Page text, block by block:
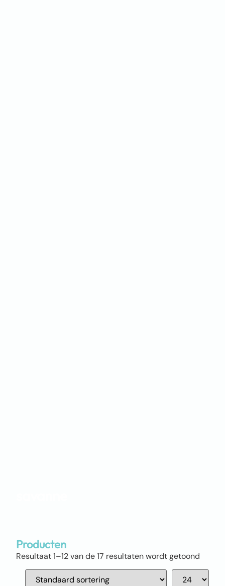
Producten
Resultaat 1–12 van de 17 resultaten wordt getoond